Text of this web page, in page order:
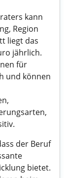
kann
Region
liegt das
jährlich.
für
und können
der Beruf
bietet.